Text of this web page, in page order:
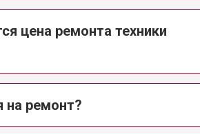
цена ремонта техники
на ремонт?